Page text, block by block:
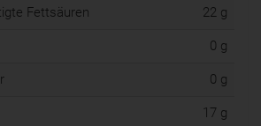
Fettsäuren 22 g
0 g
0 g
17 g